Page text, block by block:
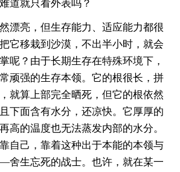
道就只看外表吗？
漂亮，但生存能力、适应能力都很
它移栽到沙漠，不出半小时，就会
呢？由于长期生存在特殊环境下，
顽强的生存本领。它的根很长，拼
就算上部完全晒死，但它的根依然
下面含有水分，还凉快。它厚厚的
高的温度也无法蒸发内部的水分。
自己，靠着这种出于本能的本领与
生忘死的战士。也许，就在某一